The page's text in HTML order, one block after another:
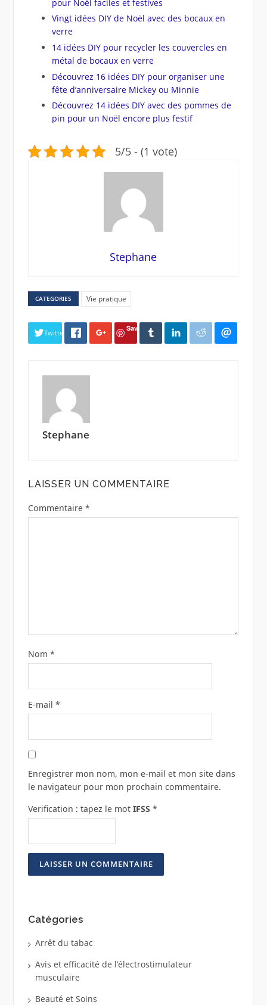
pour Noël faciles et festives
Vingt idées DIY de Noël avec des bocaux en
verre
14 idées DIY pour recycler les couvercles en
métal de bocaux en verre
Découvrez 16 idées DIY pour organiser une
fête d’anniversaire Mickey ou Minnie
Découvrez 14 idées DIY avec des pommes de
pin pour un Noël encore plus festif
5/5 - (1 vote)
Stephane
CATEGORIES Vie pratique
Twitter
Save
Stephane
LAISSER UN COMMENTAIRE
Commentaire *
Nom *
E-mail *
Enregistrer mon nom, mon e-mail et mon site dans
le navigateur pour mon prochain commentaire.
Verification : tapez le mot IFSS *
Catégories
Arrêt du tabac
Avis et efficacité de l’électrostimulateur
musculaire
Beauté et Soins